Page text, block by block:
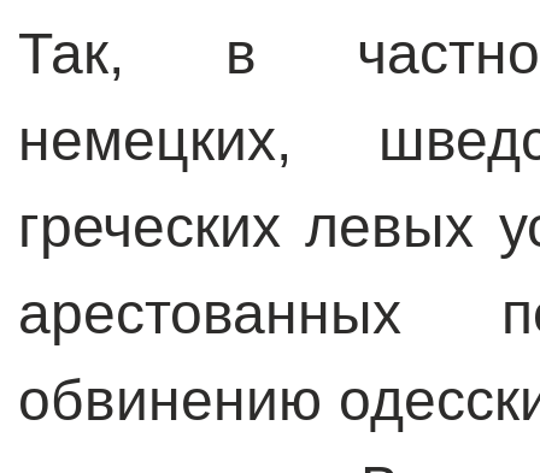
Так, в
немецких,
греческих левых
арестованных
обвинению